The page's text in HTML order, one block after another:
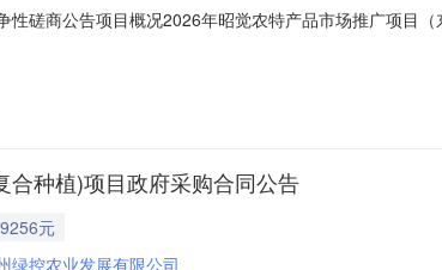
磋商公告项目概况2026年昭觉农特产品市场推广项目
目名称：2026年昭觉农特产品市场推广项目（东西部
合种植)项目政府采购合同公告
元
绿控农业发展有限公司